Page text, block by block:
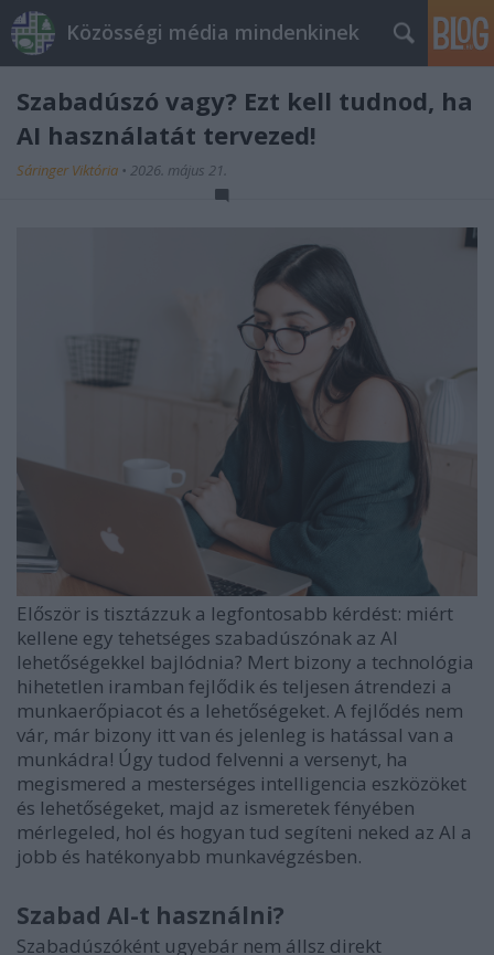
Közösségi média mindenkinek
Szabadúszó vagy? Ezt kell tudnod, ha
AI használatát tervezed!
Sáringer Viktória • 2026. május 21.
Először is tisztázzuk a legfontosabb kérdést: miért
kellene egy tehetséges szabadúszónak az AI
lehetőségekkel bajlódnia? Mert bizony a technológia
hihetetlen iramban fejlődik és teljesen átrendezi a
munkaerőpiacot és a lehetőségeket. A fejlődés nem
vár, már bizony itt van és jelenleg is hatással van a
munkádra! Úgy tudod felvenni a versenyt, ha
megismered a mesterséges intelligencia eszközöket
és lehetőségeket, majd az ismeretek fényében
mérlegeled, hol és hogyan tud segíteni neked az AI a
jobb és hatékonyabb munkavégzésben.
Szabad AI-t használni?
Szabadúszóként ugyebár nem állsz direkt